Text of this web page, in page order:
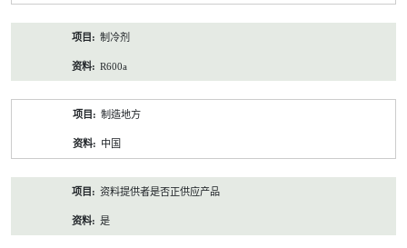
制冷剂
R600a
制造地方
中国
资料提供者是否正供应产品
是